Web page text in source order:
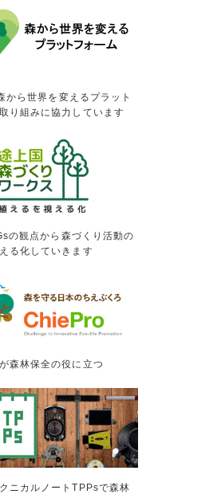
から世界を変えるプラット
り組みに協力しています
の観点から森づくり活動の
る化していきます
森林保全の役に立つ
ニカルノートTPPsで森林